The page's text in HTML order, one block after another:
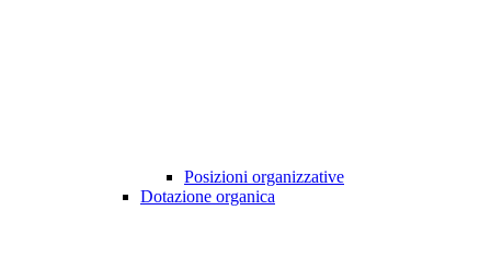
Posizioni organizzative
Dotazione organica